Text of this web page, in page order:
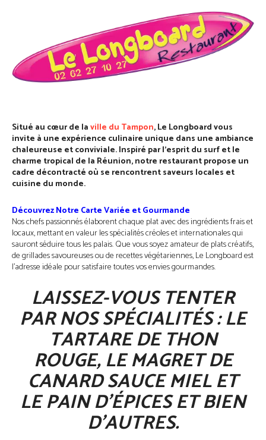
Situé au cœur de laville du Tampon, Le Longboard vous
invite à une expérience culinaire unique dans une ambiance
chaleureuse et conviviale. Inspiré par l’esprit du surf et le
charme tropical de la Réunion, notre restaurant propose un
cadre décontracté où se rencontrent saveurs locales et
cuisine du monde.
Découvrez Notre Carte Variée et Gourmande
Nos chefs passionnés élaborent chaque plat avec des ingrédients frais et
locaux, mettant en valeur les spécialités créoles et internationales qui
sauront séduire tous les palais. Que vous soyez amateur de plats créatifs,
de grillades savoureuses ou de recettes végétariennes, Le Longboard est
l’adresse idéale pour satisfaire toutes vos envies gourmandes.
LAISSEZ-VOUS TENTER
PAR NOS SPÉCIALITÉS : LE
TARTARE DE THON
ROUGE, LE MAGRET DE
CANARD SAUCE MIEL ET
LE PAIN D’ÉPICES ET BIEN
D’AUTRES.